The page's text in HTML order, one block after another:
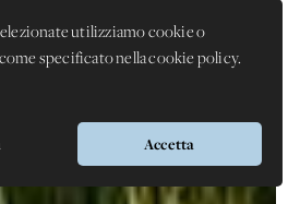
utilizziamo cookie o
specificato nella cookie policy.
Accetta